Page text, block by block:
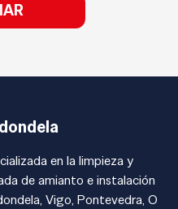
en la limpieza y
de amianto e instalación
Vigo, Pontevedra, O